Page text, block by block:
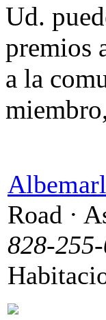
Ud.
premios
a la
miembro,
Road ·
828-